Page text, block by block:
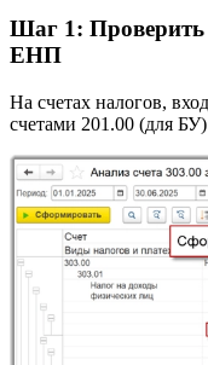
Шаг 1: Проверить
ЕНП
На счетах налогов,
счетами 201.00 (для